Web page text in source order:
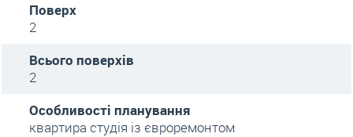
Поверх
2
Всього поверхів
2
Особливості планування
квартира студія із євроремонтом